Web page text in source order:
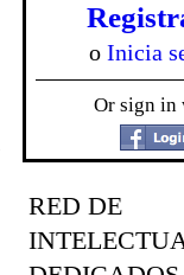
o Inicia
Or sign in
RED DE